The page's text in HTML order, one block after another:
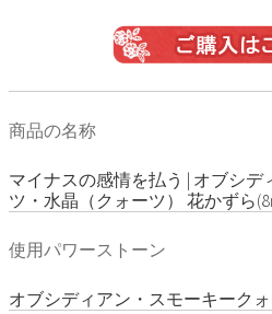
商品の名称
マイナスの感情を払う | オブシ
ツ・水晶（クォーツ） 花かずら
使用パワーストーン
オブシディアン・スモーキーク